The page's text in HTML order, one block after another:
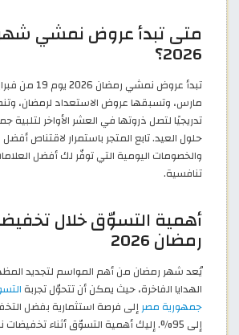
متى تبدأ عروض نمشي
2026؟
مارس، وتسبقها عروض الاستعداد لرمضان،
تدريجيًا لتصل ذروتها في العشر الأواخر لتلبية
حلول العيد. تابع المتجر باستمرار لاقتناص
والخصومات اليومية التي توفّر لك أفضل
تنافسية.
أهمية التسوّق خلال
رمضان 2026
يُعد شهر رمضان من أهم المواسم لتجديد
الهدايا الفاخرة، حيث يمكن أن تتحوّل تجربة
جمهورية مصرإلى فرصة استثمارية بفضل
إلى 95%. إليك أهمية التسوّق أثناء تخفيضات نمشي رمضان 2026: